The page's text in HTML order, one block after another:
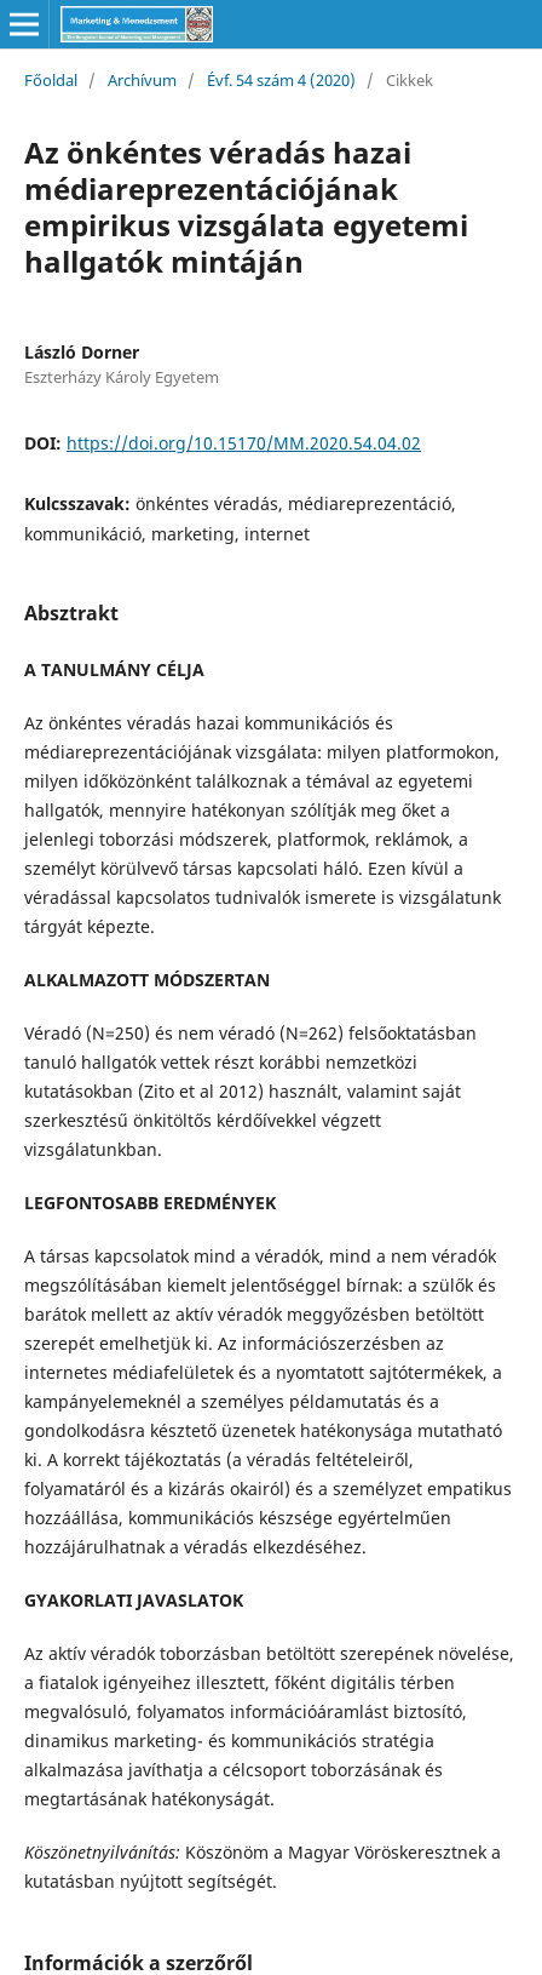
Főoldal / Archívum / Évf. 54 szám 4 (2020) / Cikkek
Az önkéntes véradás hazai
médiareprezentációjának
empirikus vizsgálata egyetemi
hallgatók mintáján
László Dorner
Eszterházy Károly Egyetem
DOI: https://doi.org/10.15170/MM.2020.54.04.02
Kulcsszavak: önkéntes véradás, médiareprezentáció,
kommunikáció, marketing, internet
Absztrakt
A TANULMÁNY CÉLJA
Az önkéntes véradás hazai kommunikációs és
médiareprezentációjának vizsgálata: milyen platformokon,
milyen időközönként találkoznak a témával az egyetemi
hallgatók, mennyire hatékonyan szólítják meg őket a
jelenlegi toborzási módszerek, platformok, reklámok, a
személyt körülvevő társas kapcsolati háló. Ezen kívül a
véradással kapcsolatos tudnivalók ismerete is vizsgálatunk
tárgyát képezte.
ALKALMAZOTT MÓDSZERTAN
Véradó (N=250) és nem véradó (N=262) felsőoktatásban
tanuló hallgatók vettek részt korábbi nemzetközi
kutatásokban (Zito et al 2012) használt, valamint saját
szerkesztésű önkitöltős kérdőívekkel végzett
vizsgálatunkban.
LEGFONTOSABB EREDMÉNYEK
A társas kapcsolatok mind a véradók, mind a nem véradók
megszólításában kiemelt jelentőséggel bírnak: a szülők és
barátok mellett az aktív véradók meggyőzésben betöltött
szerepét emelhetjük ki. Az információszerzésben az
internetes médiafelületek és a nyomtatott sajtótermékek, a
kampányelemeknél a személyes példamutatás és a
gondolkodásra késztető üzenetek hatékonysága mutatható
ki. A korrekt tájékoztatás (a véradás feltételeiről,
folyamatáról és a kizárás okairól) és a személyzet empatikus
hozzáállása, kommunikációs készsége egyértelműen
hozzájárulhatnak a véradás elkezdéséhez.
GYAKORLATI JAVASLATOK
Az aktív véradók toborzásban betöltött szerepének növelése,
a fiatalok igényeihez illesztett, főként digitális térben
megvalósuló, folyamatos információáramlást biztosító,
dinamikus marketing- és kommunikációs stratégia
alkalmazása javíthatja a célcsoport toborzásának és
megtartásának hatékonyságát.
Köszönetnyilvánítás: Köszönöm a Magyar Vöröskeresztnek a
kutatásban nyújtott segítségét.
Információk a szerzőről